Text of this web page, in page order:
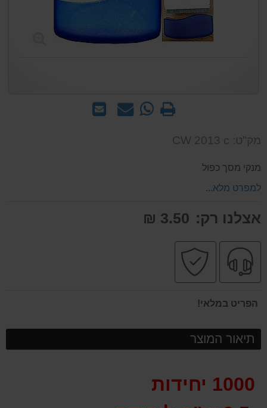
שלח
שאל WhatsApp
מק"ט: CW 2013 c
מנקי מסך כפול
למפרט מלא...
אצלנו רק: 3.50 ₪
שירות
מקצועי
הפריט במלאי!
תיאור המוצר
1000 יחידות